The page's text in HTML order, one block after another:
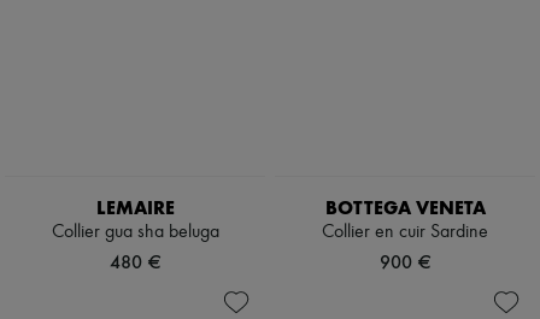
LEMAIRE
Collier gua sha beluga
480 €
BOTTEGA VENETA
Collier en cuir Sardine
900 €